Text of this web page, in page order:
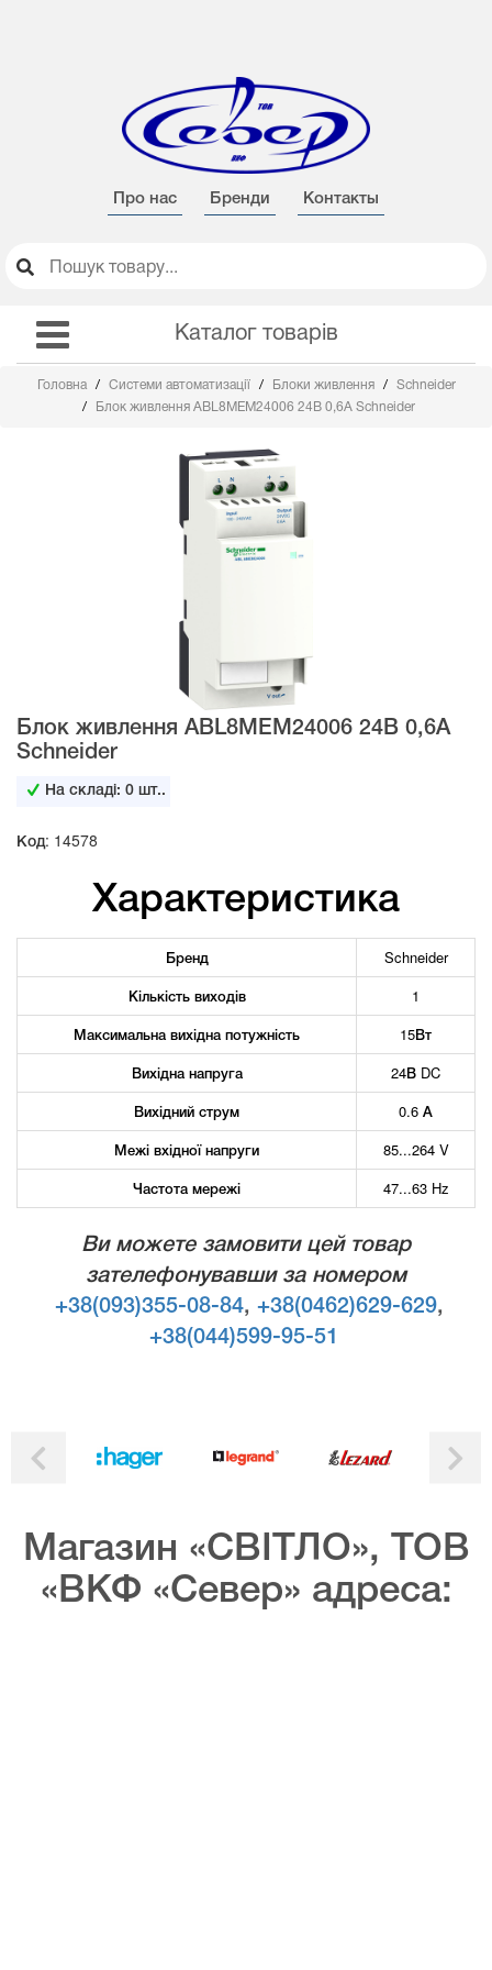
Про нас Бренди Контакты
Каталог товарів
Головна Системи автоматизації Блоки живлення
Schneider
Блок живлення ABL8MEM24006 24В 0,6А Schneider
Блок живлення ABL8MEM24006 24В 0,6А
Schneider
На складі:0 шт..
Код: 14578
Характеристика
Бренд
Schneider
Кількість виходів
1
Максимальна вихідна потужність
15Вт
Вихідна напруга
24В DC
Вихідний струм
0.6 А
Межі вхідної напруги
85...264 V
Частота мережі
47...63 Hz
Ви можете замовити цей товар
зателефонувавши за номером
+38(093)355-08-84, +38(0462)629-629,
+38(044)599-95-51
Магазин «СВІТЛО», ТОВ
«ВКФ «Север» адреса: